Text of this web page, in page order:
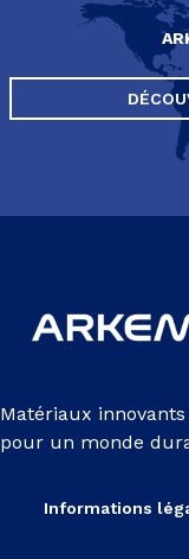
Matériaux innovants
pour un monde
Informations